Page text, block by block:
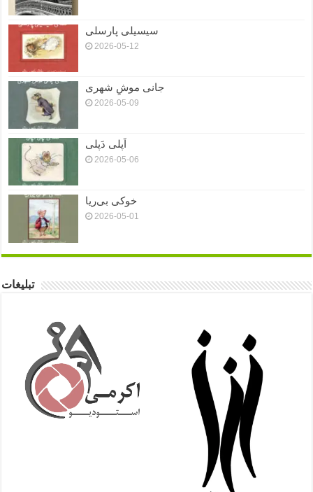
سیسیلی پارسلی
2026-05-12
جانی موشِ شهری
2026-05-09
اَپلی دَپلی
2026-05-06
خوکی بی‌ریا
2026-05-01
تبلیغات